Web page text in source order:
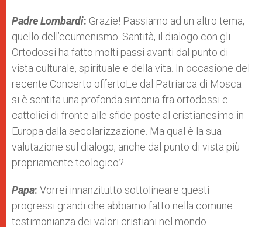
Padre Lombardi: Grazie! Passiamo ad un altro tema,
quello dell’ecumenismo. Santità, il dialogo con gli
Ortodossi ha fatto molti passi avanti dal punto di
vista culturale, spirituale e della vita. In occasione del
recente Concerto offertoLe dal Patriarca di Mosca
si è sentita una profonda sintonia fra ortodossi e
cattolici di fronte alle sfide poste al cristianesimo in
Europa dalla secolarizzazione. Ma qual è la sua
valutazione sul dialogo, anche dal punto di vista più
propriamente teologico?
Papa: Vorrei innanzitutto sottolineare questi
progressi grandi che abbiamo fatto nella comune
testimonianza dei valori cristiani nel mondo